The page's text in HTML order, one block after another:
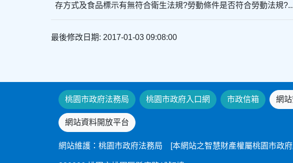
存方式及食品標示有無符合衛生法規?勞動條件是否符合勞動法規
最後修改日期: 2017-01-03 09:08:00
桃園市政府法務局 桃園市政府入口網 市政信箱 網
網站資料開放平台
網站維護：桃園市政府法務局 [本網站之智慧財產權屬桃園市政